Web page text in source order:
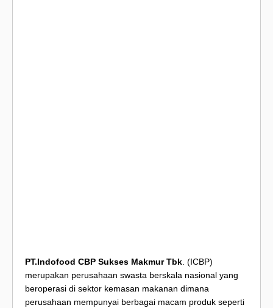
PT.Indofood CBP Sukses Makmur Tbk . (ICBP)
merupakan perusahaan swasta berskala nasional yang
beroperasi di sektor kemasan makanan dimana
perusahaan mempunyai berbagai macam produk seperti